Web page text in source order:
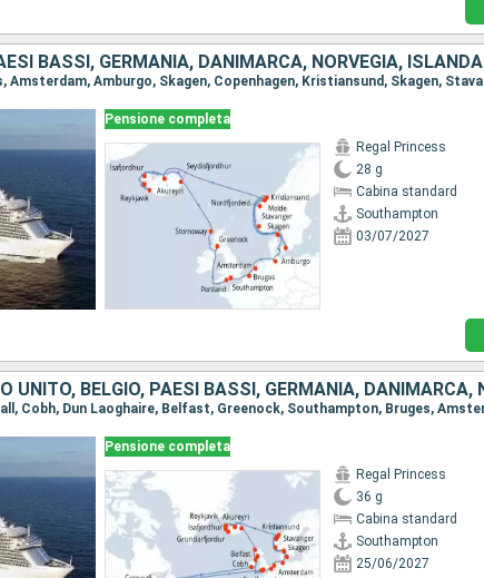
BASSI, GERMANIA, DANIMARCA, NORVEGIA, ISLANDA
Pensione completa
Regal Princess
28 g
Cabina standard
Southampton
03/07/2027
Pensione completa
Regal Princess
36 g
Cabina standard
Southampton
25/06/2027